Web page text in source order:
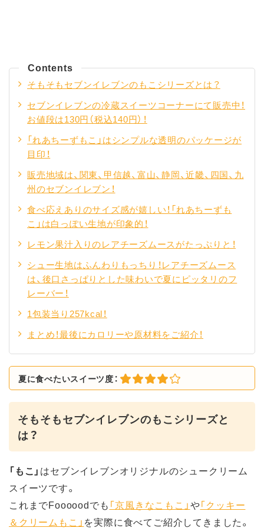
Contents
そもそもセブンイレブンのもこシリーズとは？
セブンイレブンの冷蔵スイーツコーナーにて販売中！
お値段は130円（税込140円）！
「れあちーずもこ」はシンプルな透明のパッケージが
目印！
販売地域は、関東、甲信越、富山、静岡、近畿、四国、九
州のセブンイレブン！
食べ応えありのサイズ感が嬉しい！「れあちーずも
こ」は白っぽい生地が印象的！
レモン果汁入りのレアチーズムースがたっぷりと！
シュー生地はふんわりもっちり！レアチーズムース
は、後口さっぱりとした味わいで夏にピッタリのフ
レーバー！
1包装当り257kcal！
まとめ！最後にカロリーや原材料をご紹介！
夏に食べたいスイーツ度：
そもそもセブンイレブンのもこシリーズと
は？
「もこ」 はセブンイレブンオリジナルのシュークリーム
スイーツです。
これまでFooooodでも 「京風きなこもこ」や「クッキー
＆クリームもこ」 を実際に食べてご紹介してきました。